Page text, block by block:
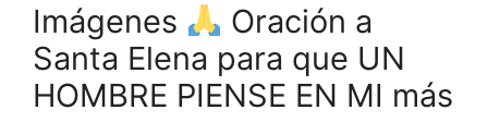
Imágenes
Oración a
Santa Elena para que UN
HOMBRE PIENSE EN MI más